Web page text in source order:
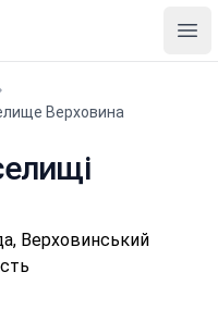
Верховина
Верховинський